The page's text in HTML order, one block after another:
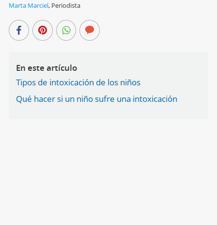
Marta Marciel, Periodista
En este artículo
Tipos de intoxicación de los niños
Qué hacer si un niño sufre una intoxicación